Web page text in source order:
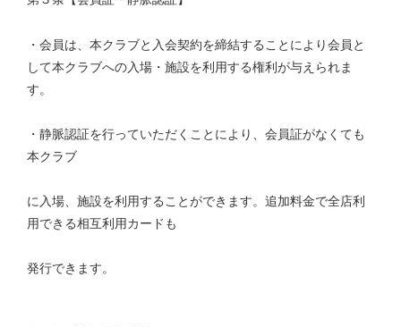
・会員は、本クラブと入会契約を締結することにより会員と
して本クラブへの入場・施設を利用する権利が与えられま
す。
・静脈認証を行っていただくことにより、会員証がなくても
本クラブ
に入場、施設を利用することができます。追加料金で全店利
用できる相互利用カードも
発行できます。